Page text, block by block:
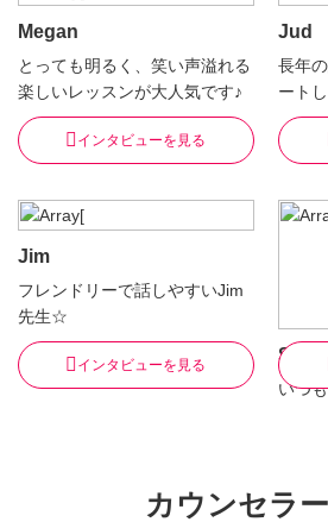
Megan
とっても明るく、笑い声溢れる
楽しいレッスンが大人気です♪
インタビューを見る
Jud
長年
ート
Jim
フレンドリーで話しやすいJim
先生☆
インタビューを見る Sue
いつ
カウンセラ